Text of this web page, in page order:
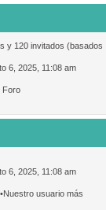
y 120 invitados (basados
6, 2025, 11:08 am
Foro
6, 2025, 11:08 am
•Nuestro usuario más